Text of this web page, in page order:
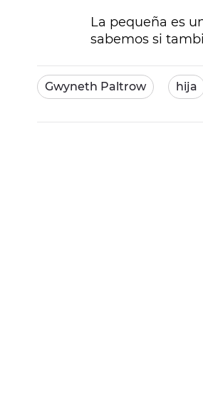
La pequeña es
sabemos si
Gwyneth Paltrow hija